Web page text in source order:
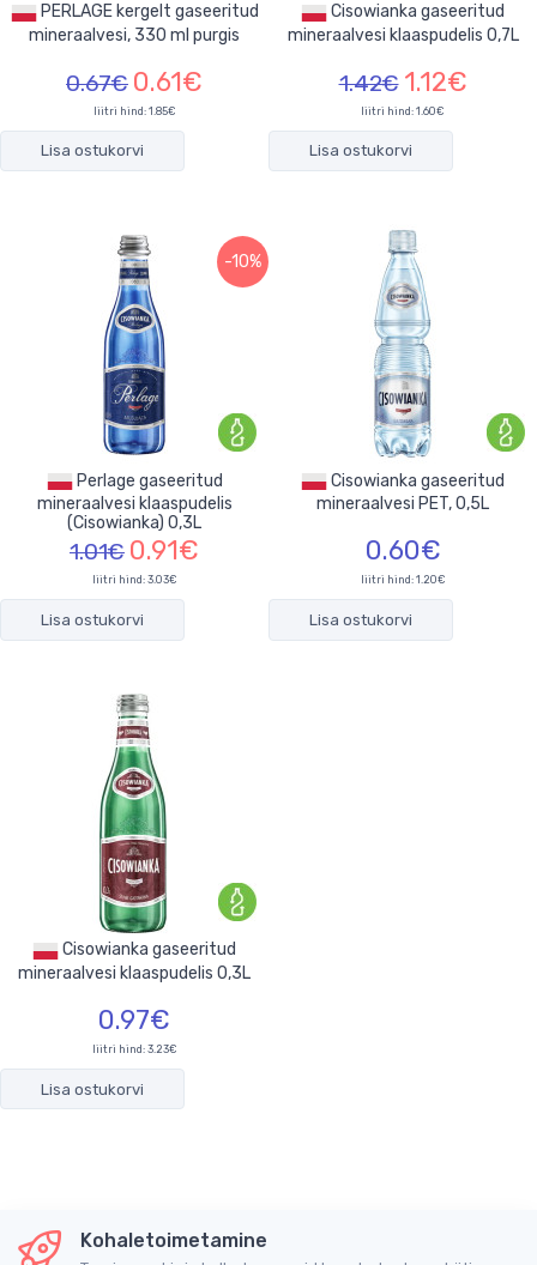
PERLAGE kergelt gaseeritud
mineraalvesi, 330 ml purgis
0.67€ 0.61€
liitri hind: 1.85€
Lisa ostukorvi
mineraalvesi klaaspudelis 0,7L
1.42€ 1.12€
liitri hind: 1.60€
Lisa ostukorvi
-10%
Perlage gaseeritud
mineraalvesi klaaspudelis
(Cisowianka) 0,3L
1.01€ 0.91€
liitri hind: 3.03€
Lisa ostukorvi
mineraalvesi PET, 0,5L
0.60€
liitri hind: 1.20€
Lisa ostukorvi
mineraalvesi klaaspudelis 0,3L
0.97€
liitri hind: 3.23€
Lisa ostukorvi
Kohaletoimetamine